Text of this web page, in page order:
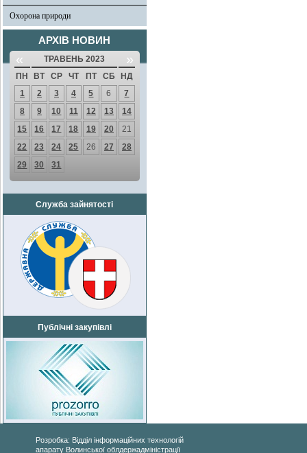
Охорона природи
АРХІВ НОВИН
« ТРАВЕНЬ 2023 »
ПН ВТ СР ЧТ ПТ СБ
НД
1
2 3 4 5 6
7
8
9 10 11 12 13
14
15
16 17 18 19 20
21
22
23 24 25 26 27
28
29
30 31
Служба зайнятості
Публічні закупівлі
Розробка: Відділ інформаційних технологій
апарату Волинської облдержадміністрації